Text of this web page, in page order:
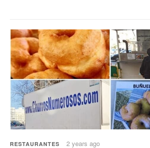
RESTAURANTES 2 years ago